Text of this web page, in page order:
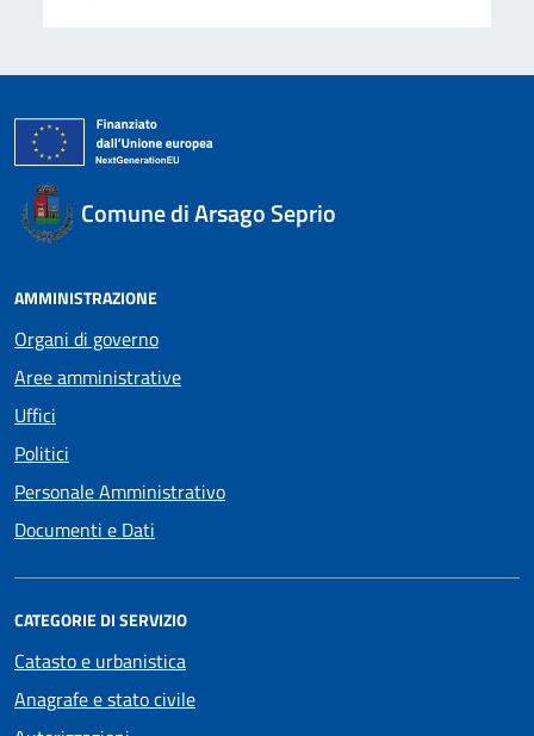
Comune di Arsago Seprio
AMMINISTRAZIONE
Organi di governo
Aree amministrative
Uffici
Politici
Personale Amministrativo
Documenti e Dati
CATEGORIE DI SERVIZIO
Catasto e urbanistica
Anagrafe e stato civile